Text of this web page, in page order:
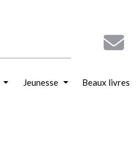
Jeunesse Beaux livres